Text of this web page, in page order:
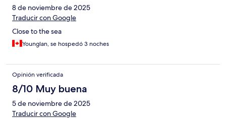
8 de noviembre de 2025
Traducir con Google
Close to the sea
Younglan, se hospedó 3 noches
Opinión verificada
8/10 Muy buena
5 de noviembre de 2025
Traducir con Google